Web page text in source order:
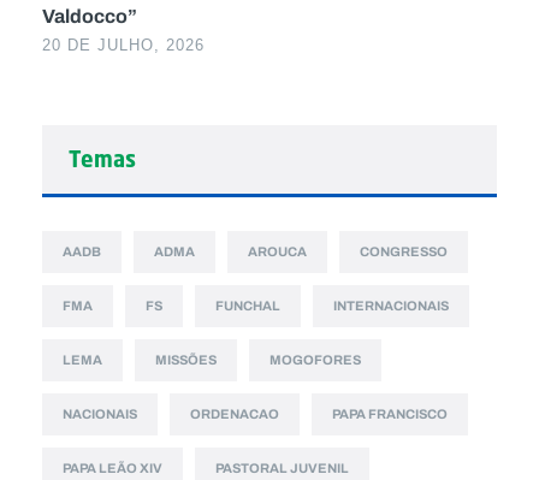
Valdocco”
20 DE JULHO, 2026
Temas
AADB ADMA AROUCA CONGRESSO
FMA FS FUNCHAL INTERNACIONAIS
LEMA MISSÕES MOGOFORES
NACIONAIS ORDENACAO PAPA FRANCISCO
PAPA LEÃO XIV PASTORAL JUVENIL